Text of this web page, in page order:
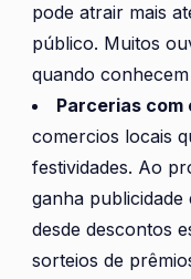
pode atrair mais
público. Muitos
quando
Parcerias com
comercios locais
festividades. Ao
ganha
desde descontos
sorteios de